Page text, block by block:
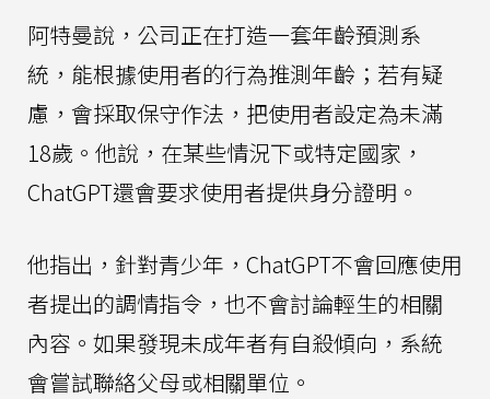
阿特曼說，公司正在打造一套年齡預測系
統，能根據使用者的行為推測年齡；若有疑
慮，會採取保守作法，把使用者設定為未滿
18歲。他說，在某些情況下或特定國家，
ChatGPT還會要求使用者提供身分證明。
他指出，針對青少年，ChatGPT不會回應使用
者提出的調情指令，也不會討論輕生的相關
內容。如果發現未成年者有自殺傾向，系統
會嘗試聯絡父母或相關單位。